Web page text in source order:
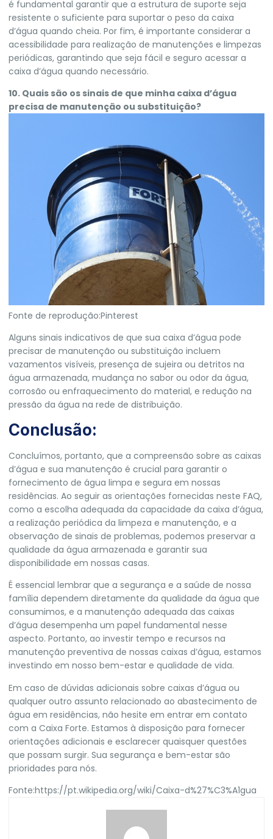
é fundamental garantir que a estrutura de suporte seja
resistente o suficiente para suportar o peso da caixa
d’água quando cheia. Por fim, é importante considerar a
acessibilidade para realização de manutenções e limpezas
periódicas, garantindo que seja fácil e seguro acessar a
caixa d’água quando necessário.
10. Quais são os sinais de que minha caixa d’água
precisa de manutenção ou substituição?
Fonte de reprodução:Pinterest
Alguns sinais indicativos de que sua caixa d’água pode
precisar de manutenção ou substituição incluem
vazamentos visíveis, presença de sujeira ou detritos na
água armazenada, mudança no sabor ou odor da água,
corrosão ou enfraquecimento do material, e redução na
pressão da água na rede de distribuição.
Conclusão:
Concluímos, portanto, que a compreensão sobre as caixas
d’água e sua manutenção é crucial para garantir o
fornecimento de água limpa e segura em nossas
residências. Ao seguir as orientações fornecidas neste FAQ,
como a escolha adequada da capacidade da caixa d’água,
a realização periódica da limpeza e manutenção, e a
observação de sinais de problemas, podemos preservar a
qualidade da água armazenada e garantir sua
disponibilidade em nossas casas.
É essencial lembrar que a segurança e a saúde de nossa
família dependem diretamente da qualidade da água que
consumimos, e a manutenção adequada das caixas
d’água desempenha um papel fundamental nesse
aspecto. Portanto, ao investir tempo e recursos na
manutenção preventiva de nossas caixas d’água, estamos
investindo em nosso bem-estar e qualidade de vida.
Em caso de dúvidas adicionais sobre caixas d’água ou
qualquer outro assunto relacionado ao abastecimento de
água em residências, não hesite em entrar em contato
com a Caixa Forte. Estamos à disposição para fornecer
orientações adicionais e esclarecer quaisquer questões
que possam surgir. Sua segurança e bem-estar são
prioridades para nós.
Fonte:https://pt.wikipedia.org/wiki/Caixa-d%27%C3%A1gua